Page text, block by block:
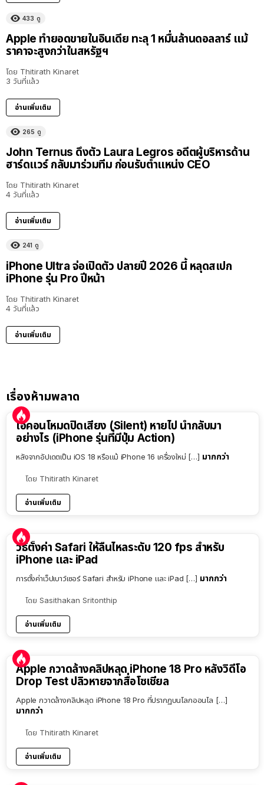
433 ดู
Apple ทำยอดขายในอินเดีย ทะลุ 1 หมื่นล้านดอลลาร์ แม้
ราคาจะสูงกว่าในสหรัฐฯ
โดย Thitirath Kinaret
3 วันที่แล้ว
อ่านเพิ่มเติม
265 ดู
John Ternus ดึงตัว Laura Legros อดีตผู้บริหารด้าน
ฮาร์ดแวร์ กลับมาร่วมทีม ก่อนรับตำแหน่ง CEO
โดย Thitirath Kinaret
4 วันที่แล้ว
อ่านเพิ่มเติม
241 ดู
iPhone Ultra จ่อเปิดตัว ปลายปี 2026 นี้ หลุดสเปก
iPhone รุ่น Pro ปีหน้า
โดย Thitirath Kinaret
4 วันที่แล้ว
อ่านเพิ่มเติม
เรื่องห้ามพลาด
ไอคอนโหมดปิดเสียง (Silent) หายไป นำกลับมา
อย่างไร (iPhone รุ่นที่มีปุ่ม Action)
หลังจากอัปเดตเป็น iOS 18 หรือแม้ iPhone 16 เครื่องใหม่ […] มากกว่า
โดย Thitirath Kinaret
อ่านเพิ่มเติม
วิธีตั้งค่า Safari ให้ลื่นไหลระดับ 120 fps สำหรับ
iPhone และ iPad
การตั้งค่าเว็ปเบาว์เซอร์ Safari สำหรับ iPhone และ iPad […] มากกว่า
โดย Sasithakan Sritonthip
อ่านเพิ่มเติม
Apple กวาดล้างคลิปหลุด iPhone 18 Pro หลังวิดีโอ
Drop Test ปลิวหายจากสื่อโซเชียล
Apple กวาดล้างคลิปหลุด iPhone 18 Pro ที่ปรากฏบนโลกออนไล […]
มากกว่า
โดย Thitirath Kinaret
อ่านเพิ่มเติม